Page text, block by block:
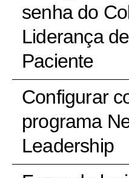
senha do
Liderança
Paciente
Configurar
programa
Leadership